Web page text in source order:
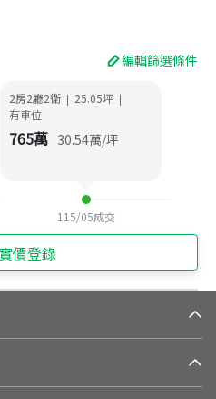
編輯篩選條件
2房2廳2衛 | 25.05坪 |
有車位
765萬 30.54萬/坪
115/05成交
價登錄